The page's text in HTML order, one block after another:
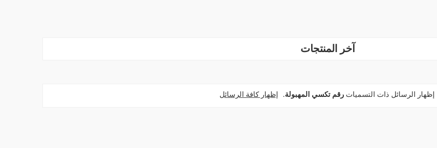
آخر المنتجات
‏إظهار الرسائل ذات التسميات رقم تكسي المهبولة. إظهار كافة الرسائل